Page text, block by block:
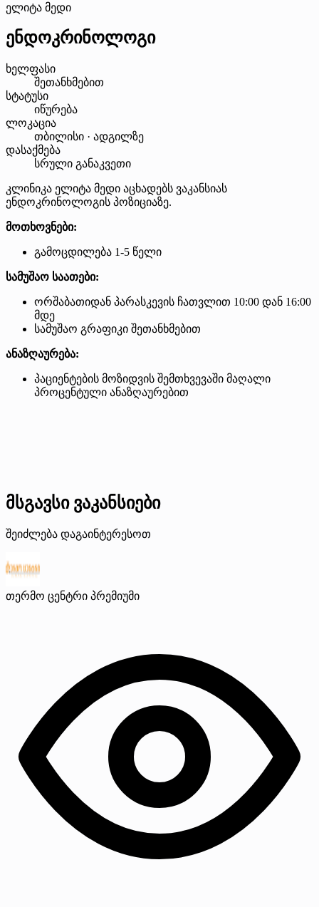
ელიტა მედი
ენდოკრინოლოგი
ხელფასი
შეთანხმებით
სტატუსი
იწურება
ლოკაცია
თბილისი · ადგილზე
დასაქმება
სრული განაკვეთი
კლინიკა ელიტა მედი აცხადებს ვაკანსიას
ენდოკრინოლოგის პოზიციაზე.
მოთხოვნები:
გამოცდილება 1-5 წელი
სამუშაო საათები:
ორშაბათიდან პარასკევის ჩათვლით 10:00 დან 16:00
მდე
სამუშაო გრაფიკი შეთანხმებით
ანაზღაურება:
პაციენტების მოზიდვის შემთხვევაში მაღალი
პროცენტული ანაზღაურებით
მსგავსი ვაკანსიები
შეიძლება დაგაინტერესოთ
თერმო ცენტრი პრემიუმი